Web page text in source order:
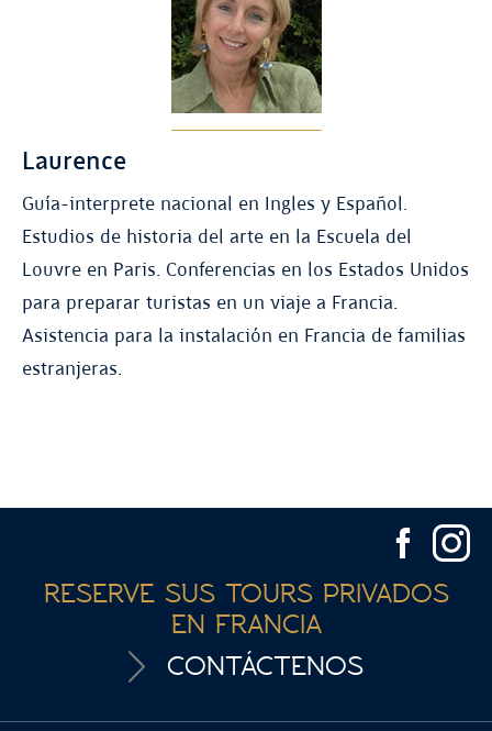
Laurence
Guía-interprete nacional en Ingles y Español.
Estudios de historia del arte en la Escuela del
Louvre en Paris. Conferencias en los Estados Unidos
para preparar turistas en un viaje a Francia.
Asistencia para la instalación en Francia de familias
estranjeras.
RESERVE SUS TOURS PRIVADOS
EN FRANCIA
CONTÁCTENOS